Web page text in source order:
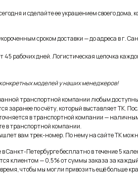
и сделайте ее украшением своего дома,
сроком доставки — до адреса в г.
рабочих дней. Логистическая цепочка
моделей у наших менеджеров!
транспортной компании любым
заранее по счёту, который выставляет ТК.
в транспортной компании —
в транспортной компании.
вам трек-номер. По нему на сайте ТК
Санкт-Петербурге бесплатно в течение 5
клиентом — 0,5% от суммы заказа за
чтобы мы могли привозить ещё больше